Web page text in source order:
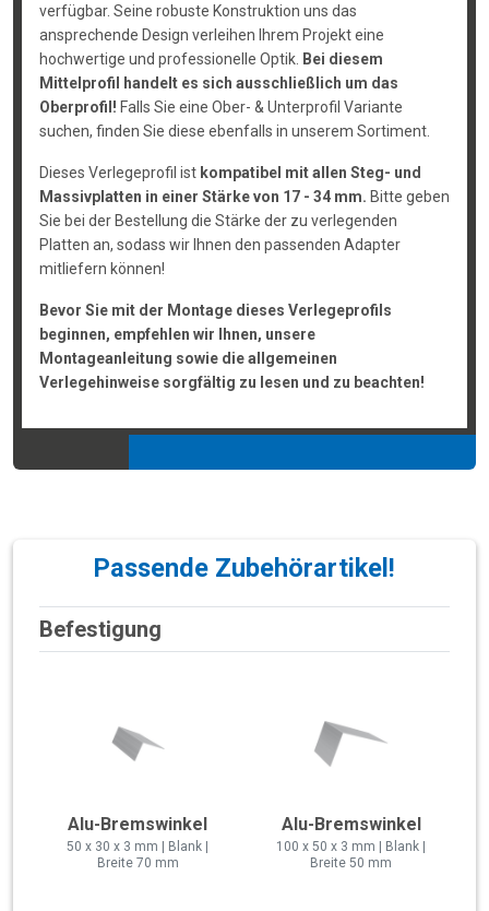
verfügbar. Seine robuste Konstruktion uns das
ansprechende Design verleihen Ihrem Projekt eine
hochwertige und professionelle Optik. Bei diesem
Mittelprofil handelt es sich ausschließlich um das
Oberprofil! Falls Sie eine Ober- & Unterprofil Variante
suchen, finden Sie diese ebenfalls in unserem Sortiment.
Dieses Verlegeprofil ist kompatibel mit allen Steg- und
Massivplatten in einer Stärke von 17 - 34 mm. Bitte geben
Sie bei der Bestellung die Stärke der zu verlegenden
Platten an, sodass wir Ihnen den passenden Adapter
mitliefern können!
Bevor Sie mit der Montage dieses Verlegeprofils
beginnen, empfehlen wir Ihnen, unsere
Montageanleitung sowie die allgemeinen
Verlegehinweise sorgfältig zu lesen und zu beachten!
Passende Zubehörartikel!
Befestigung
Alu-Bremswinkel
50 x 30 x 3 mm | Blank |
Breite 70 mm
Alu-Bremswinkel
100 x 50 x 3 mm | Blank |
Breite 50 mm